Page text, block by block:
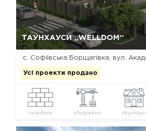
ТАУНХАУСИ „WELLDOM“
Усі проекти продано
газоблок збудовано таунхаус
Так, видалити